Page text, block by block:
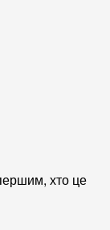
хто це